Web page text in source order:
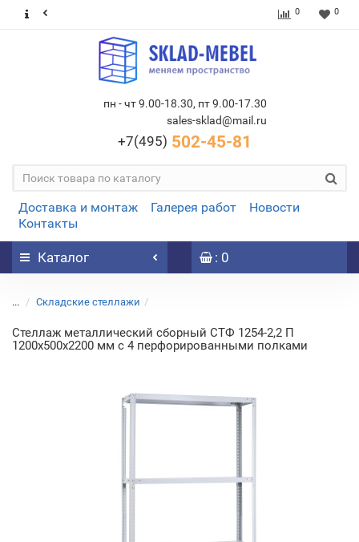
0 0
пн - чт 9.00-18.30, пт 9.00-17.30
sales-sklad@mail.ru
+7(495) 502-45-81
Доставка и монтаж Галерея работ
Новости
Контакты
Каталог : 0
... Складские стеллажи
Стеллаж металлический сборный СТФ 1254-2,2 П
1200х500х2200 мм с 4 перфорированными полками